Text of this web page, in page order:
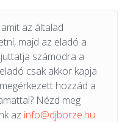
az általad
majd az eladó a
számodra a
csak akkor kapja
hozzád a
Nézd meg
az info@djborze.hu